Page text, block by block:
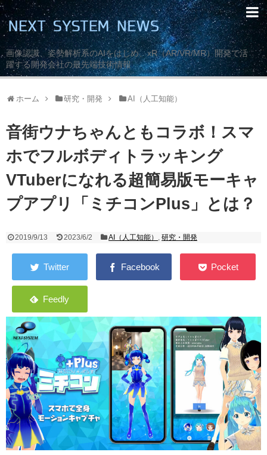
画像認識、姿勢解析系のAIをはじめ、xR（AR/VR/MR）開発で活
躍する開発会社の最先端技術情報
ホーム 研究・開発 AI（人工知能）
音街ウナちゃんともコラボ！スマ
ホでフルボディトラッキング
VTuberになれる超簡易版モーキャ
プアプリ「ミチコンPlus」とは？
2019/9/13 2023/6/2 AI（人工知能） ,研究・開発